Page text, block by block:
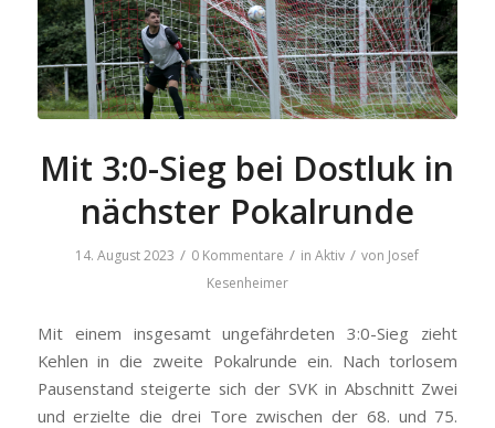
Mit 3:0-Sieg bei Dostluk in
nächster Pokalrunde
14. August 2023 / 0 Kommentare / inAktiv / von Josef
Kesenheimer
Mit einem insgesamt ungefährdeten 3:0-Sieg zieht
Kehlen in die zweite Pokalrunde ein. Nach torlosem
Pausenstand steigerte sich der SVK in Abschnitt Zwei
und erzielte die drei Tore zwischen der 68. und 75.